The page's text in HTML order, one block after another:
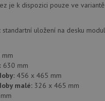
je k dispozici pouze ve
standartní uložení na desku
630 mm
456 x 465 mm
malé: 326 x 465 mm